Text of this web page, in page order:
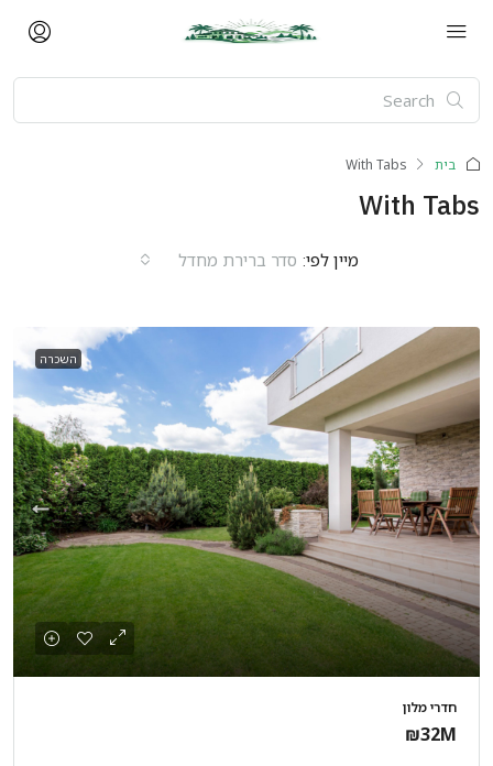
בית With Tabs
With Tabs
מיין לפי: סדר ברירת מחדל
השכרה
חדרי מלון
₪32M